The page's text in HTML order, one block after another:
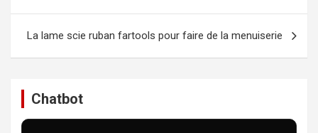
l’article
La lame scie ruban fartools pour faire de la menuiserie
Chatbot